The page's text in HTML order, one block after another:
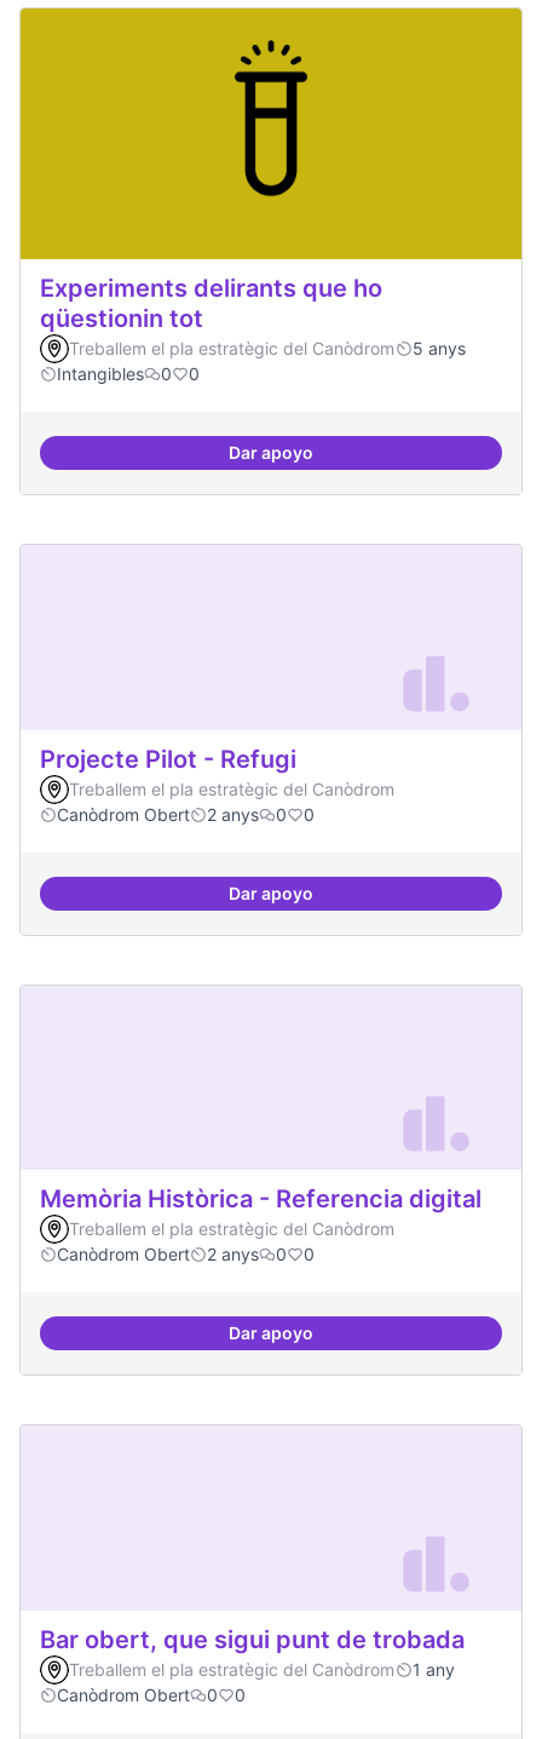
Experiments delirants que ho
qüestionin tot
Treballem el pla estratègic del Canòdrom
5 anys
Intangibles
0 0
Dar apoyoExperiments delirants que ho
Projecte Pilot - Refugi
Treballem el pla estratègic del Canòdrom
Canòdrom Obert
2 anys 0 0
Dar apoyoProjecte Pilot - Refugi
Memòria Històrica - Referencia digital
Treballem el pla estratègic del Canòdrom
Canòdrom Obert
2 anys 0 0
Dar apoyoMemòria Històrica - Referencia
Bar obert, que sigui punt de trobada
Treballem el pla estratègic del Canòdrom
1 any
Canòdrom Obert
0 0